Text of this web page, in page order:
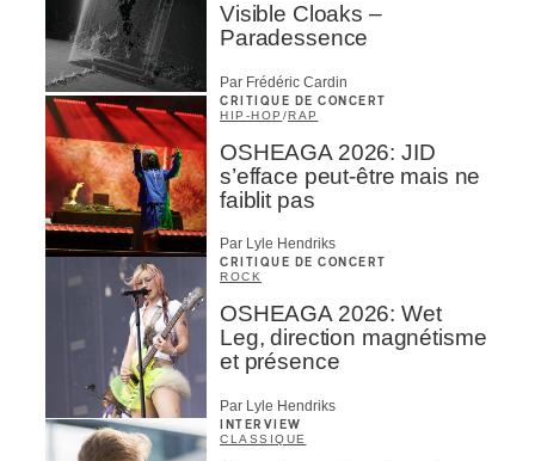
Visible Cloaks –
Paradessence
Par Frédéric Cardin
CRITIQUE DE CONCERT
HIP-HOP /RAP
OSHEAGA 2026: JID
s’efface peut-être mais ne
faiblit pas
Par Lyle Hendriks
CRITIQUE DE CONCERT
ROCK
OSHEAGA 2026: Wet
Leg, direction magnétisme
et présence
Par Lyle Hendriks
INTERVIEW
CLASSIQUE